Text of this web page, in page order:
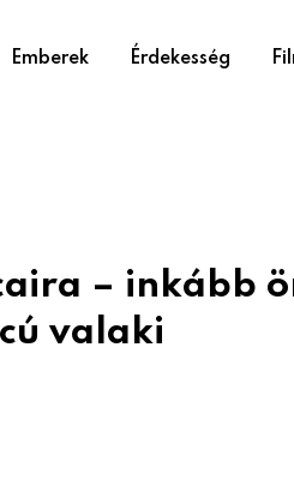
Emberek Érdekesség
– inkább
valaki